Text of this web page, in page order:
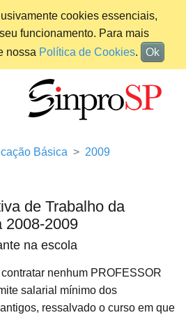
cookies essenciais,
funcionamento. Para mais
nossa Política de Cookies. Ok
Básica
2009
de Trabalho da
2008-2009
na escola
nenhum PROFESSOR
salarial mínimo dos
ressalvado o curso em que